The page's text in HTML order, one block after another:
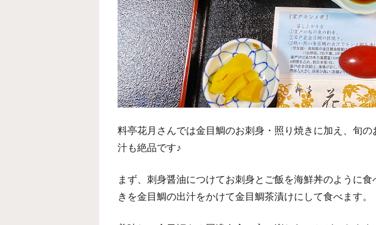
料亭花月さんでは金目鯛のお刺身・照り焼きに加え、旬
汁も絶品です♪
まず、刺身醤油につけてお刺身とご飯を海鮮丼のように
きを金目鯛の出汁をかけて金目鯛茶漬けにして食べます。